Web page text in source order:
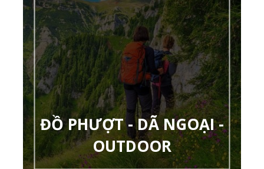
ĐỒ PHƯỢT - DÃ NGOẠI -
OUTDOOR